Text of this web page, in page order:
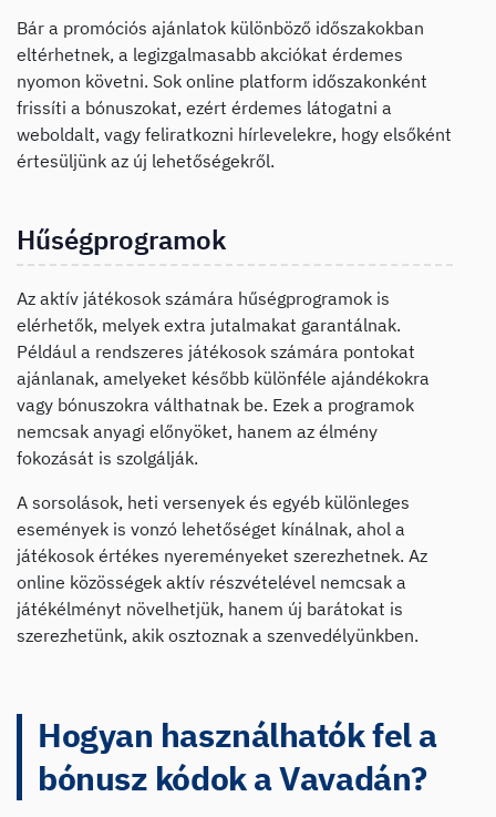
Bár a promóciós ajánlatok különböző időszakokban
eltérhetnek, a legizgalmasabb akciókat érdemes
nyomon követni. Sok online platform időszakonként
frissíti a bónuszokat, ezért érdemes látogatni a
weboldalt, vagy feliratkozni hírlevelekre, hogy elsőként
értesüljünk az új lehetőségekről.
Hűségprogramok
Az aktív játékosok számára hűségprogramok is
elérhetők, melyek extra jutalmakat garantálnak.
Például a rendszeres játékosok számára pontokat
ajánlanak, amelyeket később különféle ajándékokra
vagy bónuszokra válthatnak be. Ezek a programok
nemcsak anyagi előnyöket, hanem az élmény
fokozását is szolgálják.
A sorsolások, heti versenyek és egyéb különleges
események is vonzó lehetőséget kínálnak, ahol a
játékosok értékes nyereményeket szerezhetnek. Az
online közösségek aktív részvételével nemcsak a
játékélményt növelhetjük, hanem új barátokat is
szerezhetünk, akik osztoznak a szenvedélyünkben.
Hogyan használhatók fel a
bónusz kódok a Vavadán?